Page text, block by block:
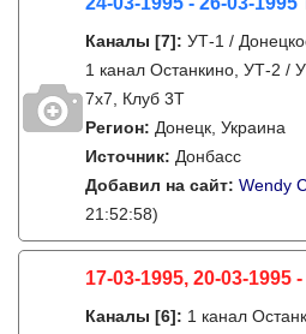
Каналы [7]: УТ-1 /
1 канал Останкино, УТ-2 /
7х7, Клуб 3Т
Регион: Донецк, Украина
Источник: Донбасс
Добавил на сайт: Wendy
21:52:58)
17-03-1995, 20-03-1995
Каналы [6]: 1 канал